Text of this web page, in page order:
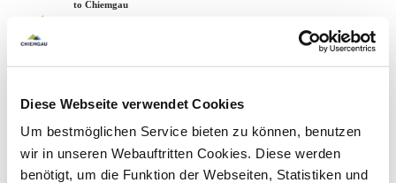
Diese Webseite verwendet Cookies
Um bestmöglichen Service bieten zu können, benutzen
wir in unseren Webauftritten Cookies. Diese werden
benötigt, um die Funktion der Webseiten, Statistiken und
Back to the home page
Welcome to Chiemgau
urlaub@chiemgau.bayern
+49 (861) 988 231-20